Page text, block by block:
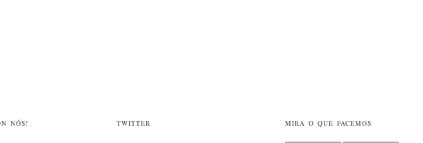
NÓS! TWITTER MIRA O QUE FACEMOS